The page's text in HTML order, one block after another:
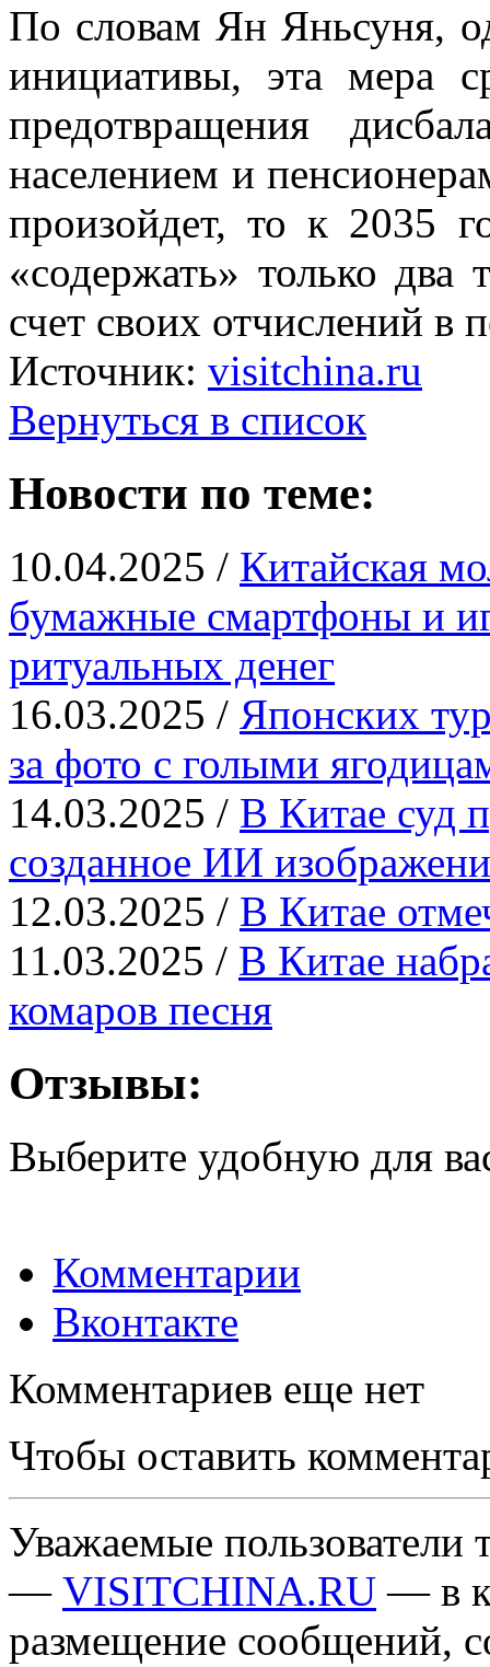
По словам Ян Яньсуня,
инициативы, эта мера
предотвращения
населением и
произойдет, то к 2035
«содержать» только два
счет своих отчислений в
Источник: visitchina.ru
Вернуться в список
Новости по теме:
10.04.2025 / Китайская
бумажные смартфоны и
ритуальных денег
16.03.2025 / Японских
за фото с голыми
14.03.2025 / В Китае суд
созданное ИИ
12.03.2025 / В Китае
11.03.2025 / В Китае
комаров песня
Отзывы:
Выберите удобную для
Комментарии
Вконтакте
Комментариев еще нет
Чтобы оставить
Уважаемые пользователи
— VISITCHINA.RU — в
размещение сообщений,